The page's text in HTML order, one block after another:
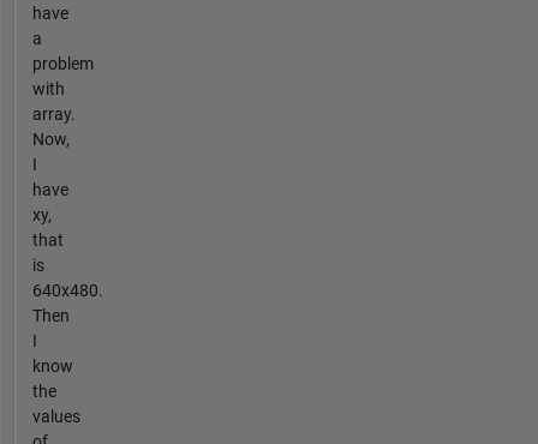
have
a
problem
with
array.
Now,
I
have
xy,
that
is
640x480.
Then
I
know
the
values